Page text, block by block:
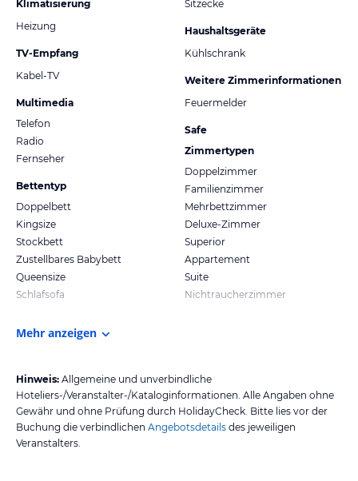
Klimatisierung
Heizung
TV-Empfang
Kabel-TV
Multimedia
Telefon
Radio
Fernseher
Bettentyp
Doppelbett
Kingsize
Stockbett
Zustellbares Babybett
Queensize
Schlafsofa
Sitzecke
Haushaltsgeräte
Kühlschrank
Weitere Zimmerinformationen
Feuermelder
Safe
Zimmertypen
Doppelzimmer
Familienzimmer
Mehrbettzimmer
Deluxe-Zimmer
Superior
Appartement
Suite
Nichtraucherzimmer
Mehr anzeigen
Hinweis: Allgemeine und unverbindliche
Hoteliers-/Veranstalter-/Kataloginformationen. Alle Angaben ohne
Gewähr und ohne Prüfung durch HolidayCheck. Bitte lies vor der
Buchung die verbindlichen Angebotsdetails des jeweiligen
Veranstalters.